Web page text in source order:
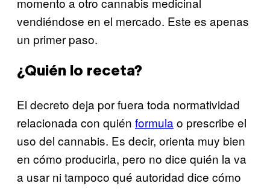
vendiéndose en el mercado. Este es apenas
un primer paso.
¿Quién lo receta?
El decreto deja por fuera toda normatividad
relacionada con quién formula o prescribe el
uso del cannabis. Es decir, orienta muy bien
en cómo producirla, pero no dice quién la va
a usar ni tampoco qué autoridad dice cómo